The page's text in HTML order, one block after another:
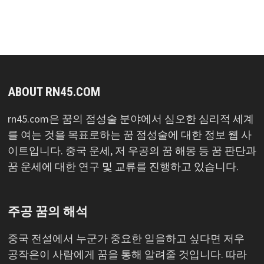
ABOUT RN45.COM
rn45.com은 꿈의 점성술 분야에서 심오한 심리적 세계
를 여는 것을 목표로하는 꿈 점성술에 대한 정보 웹 사
이트입니다. 중국 운세, 저 우공의 꿈 해몽 등 꿈 판단과
꿈 운세에 대한 연구 및 교류를 진행하고 있습니다.
주공 꿈의 해석
중국 전설에서 누군가 중요한 일을하고 싶다면 저우
공작은이 사람에게 꿈을 통해 알려줄 것입니다. 따라